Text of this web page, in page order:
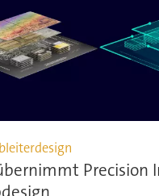
Precision